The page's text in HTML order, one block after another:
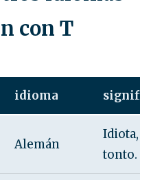
con T
idioma
Alemán
Idiota,
tonto.